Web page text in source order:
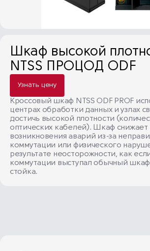
Шкаф высокой
NTSS ПРОЦОД ODF
Узнать цену
Кроссовый шкаф NTSS ODF PROF
центрах обработки данных и узлах
достичь высокой плотности
оптических кабелей). Шкаф снижает
возникновения аварий из-за
коммутации или физического
результате неосторожности, как
коммутации выступал обычный
стойка.